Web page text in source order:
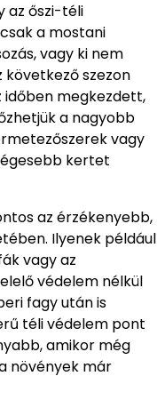
az őszi-téli
a mostani
vagy ki nem
szezon
időben megkezdett,
a nagyobb
vagy
kertet
az érzékenyebb,
Ilyenek például
vagy az
védelem nélkül
fagy után is
téli védelem pont
amikor még
növények már